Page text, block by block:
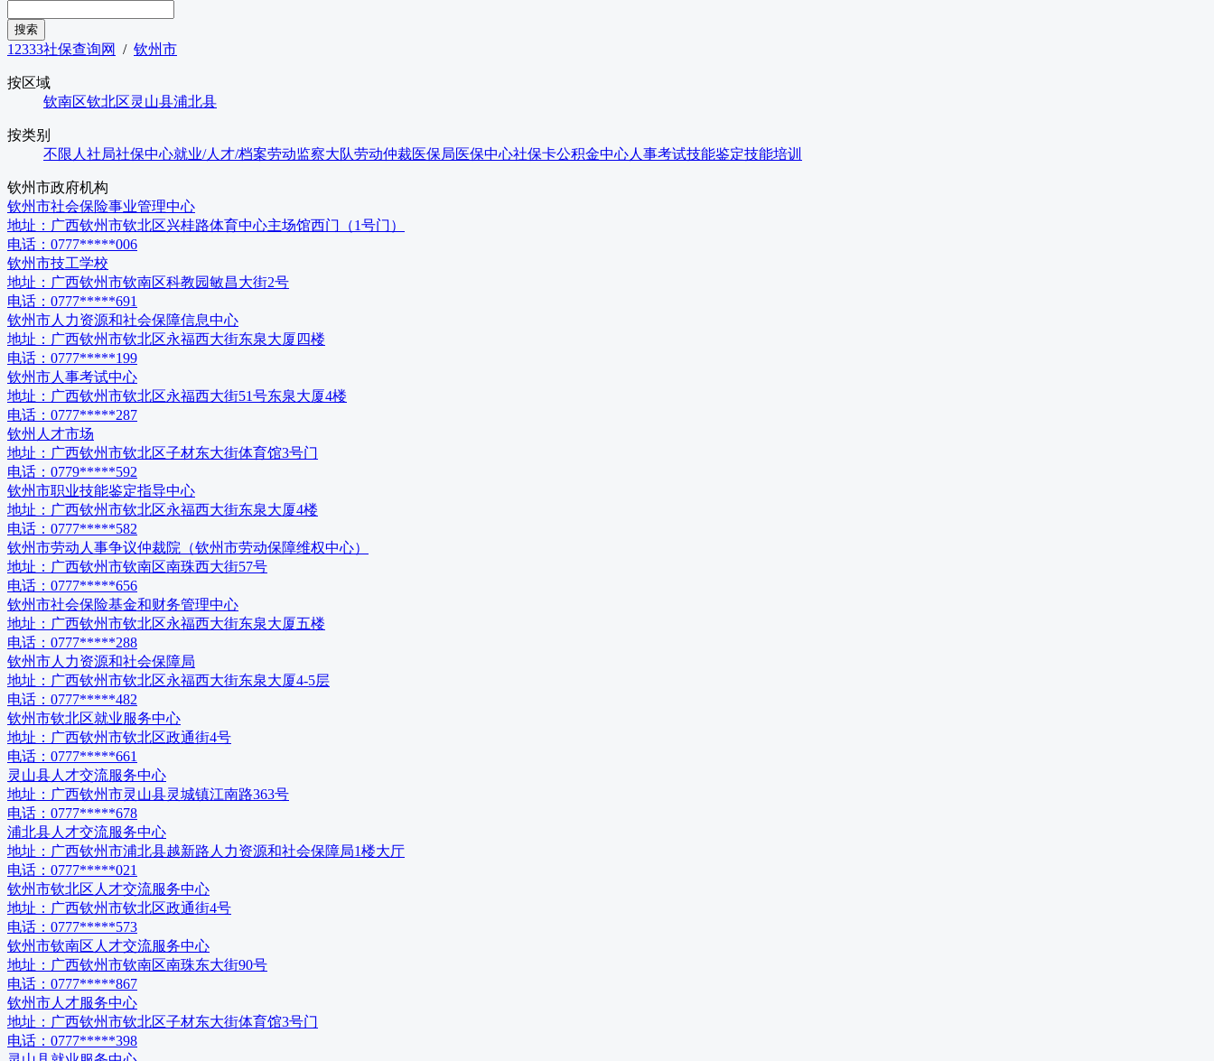
12333社保查询网 / 钦州市
按区域
钦南区钦北区灵山县浦北县
按类别
不限 人社局社保中心就业/人才/档案劳动监察大队劳动仲裁医保局医保中心社保卡公积金中心人事考试技能鉴定技能培训
钦州市政府机构
钦州市社会保险事业管理中心
地址： 广西钦州市钦北区兴桂路体育中心主场馆西门（1号门）
电话： 0777*****006
钦州市技工学校
地址： 广西钦州市钦南区科教园敏昌大街2号
电话： 0777*****691
钦州市人力资源和社会保障信息中心
地址： 广西钦州市钦北区永福西大街东泉大厦四楼
电话： 0777*****199
钦州市人事考试中心
地址： 广西钦州市钦北区永福西大街51号东泉大厦4楼
电话： 0777*****287
钦州人才市场
地址： 广西钦州市钦北区子材东大街体育馆3号门
电话： 0779*****592
钦州市职业技能鉴定指导中心
地址： 广西钦州市钦北区永福西大街东泉大厦4楼
电话： 0777*****582
钦州市劳动人事争议仲裁院（钦州市劳动保障维权中心）
地址： 广西钦州市钦南区南珠西大街57号
电话： 0777*****656
钦州市社会保险基金和财务管理中心
地址： 广西钦州市钦北区永福西大街东泉大厦五楼
电话： 0777*****288
钦州市人力资源和社会保障局
地址： 广西钦州市钦北区永福西大街东泉大厦4-5层
电话： 0777*****482
钦州市钦北区就业服务中心
地址： 广西钦州市钦北区政通街4号
电话： 0777*****661
灵山县人才交流服务中心
地址： 广西钦州市灵山县灵城镇江南路363号
电话： 0777*****678
浦北县人才交流服务中心
地址： 广西钦州市浦北县越新路人力资源和社会保障局1楼大厅
电话： 0777*****021
钦州市钦北区人才交流服务中心
地址： 广西钦州市钦北区政通街4号
电话： 0777*****573
钦州市钦南区人才交流服务中心
地址： 广西钦州市钦南区南珠东大街90号
电话： 0777*****867
钦州市人才服务中心
地址： 广西钦州市钦北区子材东大街体育馆3号门
电话： 0777*****398